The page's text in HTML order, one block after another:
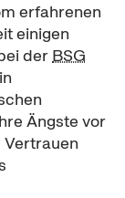
erfahrenen
einigen
der BSG
Ängste vor
Vertrauen